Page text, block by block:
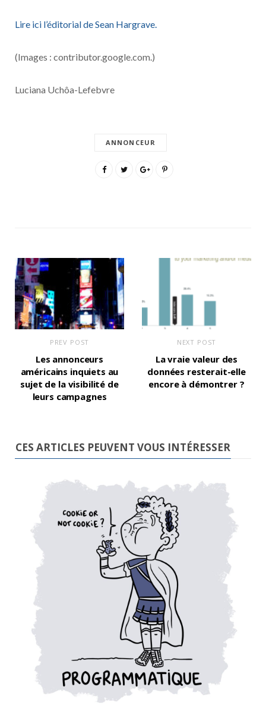
Lire ici l’éditorial de Sean Hargrave.
(Images : contributor.google.com.)
Luciana Uchôa-Lefebvre
ANNONCEUR
PREV POST
Les annonceurs
américains inquiets au
sujet de la visibilité de
leurs campagnes
NEXT POST
La vraie valeur des
données resterait-elle
encore à démontrer ?
CES ARTICLES PEUVENT VOUS INTÉRESSER